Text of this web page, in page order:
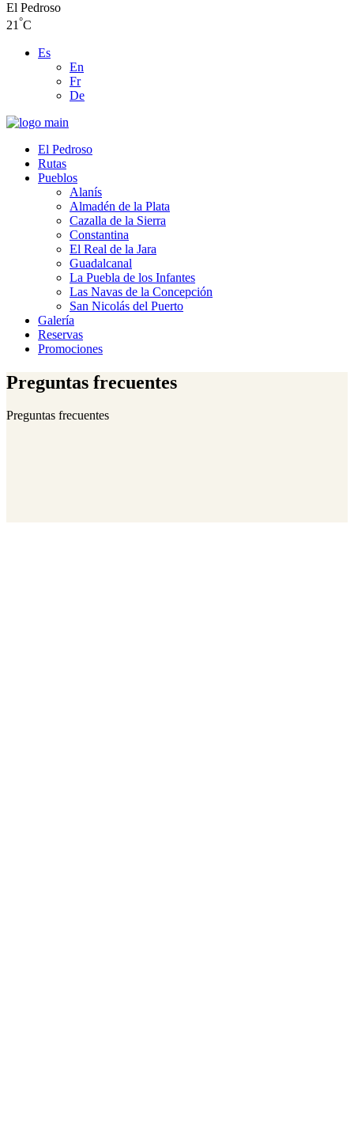
El Pedroso
21°C
Es
En
Fr
De
El Pedroso
Rutas
Pueblos
Alanís
Almadén de la Plata
Cazalla de la Sierra
Constantina
El Real de la Jara
Guadalcanal
La Puebla de los Infantes
Las Navas de la Concepción
San Nicolás del Puerto
Galería
Reservas
Promociones
Preguntas frecuentes
Preguntas frecuentes